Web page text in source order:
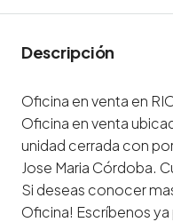
Descripción
Oficina en venta en
Oficina en venta
unidad cerrada con
Jose Maria Córdoba.
Si deseas conocer
Oficina! Escríbenos